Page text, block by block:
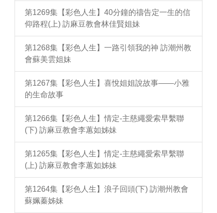
第1269集【彩色人生】40分鐘的禱告定一生的信
仰路程(上) 訪麻豆教會林佳賢姐妹
第1268集【彩色人生】一路引領我的神 訪潮州教
會蘇美雲姐妹
第1267集【彩色人生】喜悅姐姐說故事——小雅
的生命故事
第1266集【彩色人生】情定-主慈繩愛索早繫聯
(下) 訪麻豆教會李蕙如姊妹
第1265集【彩色人生】情定-主慈繩愛索早繫聯
(上) 訪麻豆教會李蕙如姊妹
第1264集【彩色人生】浪子回頭(下) 訪潮州教會
蘇姵蓁姊妹